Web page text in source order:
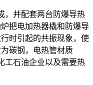
，并配套两台防爆导热
把电加热器橇和防爆导
时引起的共振现象，使
碳钢，电热管材质
工石油企业以及需要热